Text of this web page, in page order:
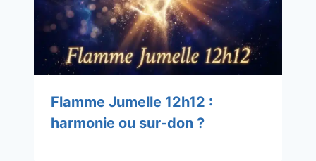
Flamme Jumelle 12h12 :
harmonie ou sur-don ?